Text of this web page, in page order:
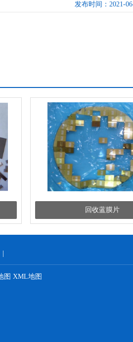
发布时间：2021-
回收蓝膜片
|
图 XML地图